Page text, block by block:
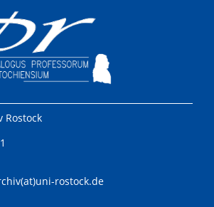
Rostock
rostock.de